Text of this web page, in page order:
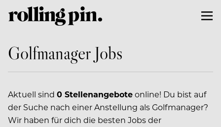
Golfmanager Jobs
Aktuell sind 0 Stellenangeboteonline! Du bist auf
der Suche nach einer Anstellung als Golfmanager?
Wir haben für dich die besten Jobs der